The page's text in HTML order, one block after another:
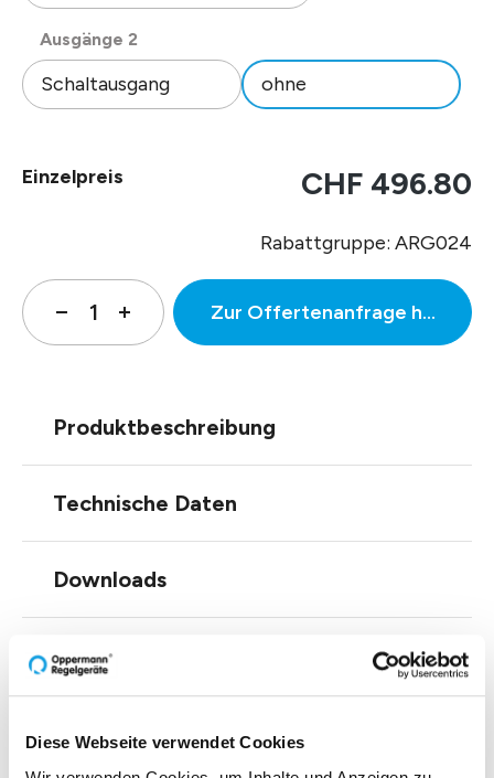
Diese Webseite verwendet Cookies
Ausgänge 2
Schaltausgang
ohne
Einzelpreis CHF 496.80
Rabattgruppe: ARG024
Zur Offertenanfrage
Produktbeschreibung
Technische Daten
Downloads
Zubehör